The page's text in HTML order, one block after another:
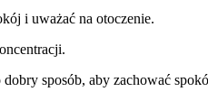
i uważać na otoczenie.
sposób, aby zachować